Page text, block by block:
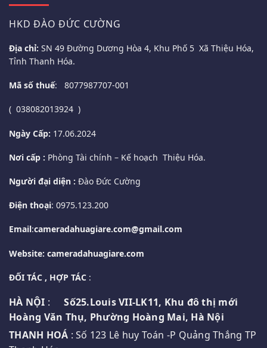
HKD ĐÀO ĐỨC CƯỜNG
Địa chỉ: SN 49 Đường Dương Hòa 4, Khu Phố 5 Xã Thiệu Hóa,
Tỉnh Thanh Hóa.
Mã số thuế: 8077987707-001
( 038082013924 )
Ngày Cấp: 17.06.2024
Nơi cấp : Phòng Tài chính – Kế hoạch Thiệu Hóa.
Người đại diện : Đào Đức Cường
Điện thoại: 0975.123.200
Email:cameradahuagiare.com@gmail.com
Website: cameradahuagiare.com
ĐỐI TÁC , HỢP TÁC :
HÀ NỘI :
Số25.Louis VII-LK11, Khu đô thị mới
Hoàng Văn Thụ, Phường Hoàng Mai, Hà Nội
THANH HOÁ : Số 123 Lê huy Toán -P Quảng Thắng TP